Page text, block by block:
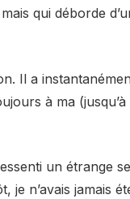
qui déborde
Il a
à ma
un étrange
n’avais jamais